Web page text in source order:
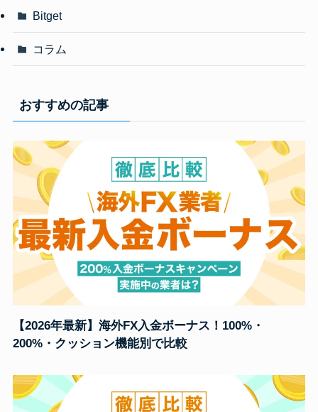
Bitget
コラム
おすすめの記事
【2026年最新】海外FX入金ボーナス！100%・
200%・クッション機能別で比較